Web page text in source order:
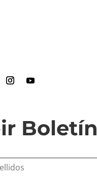
Boletín